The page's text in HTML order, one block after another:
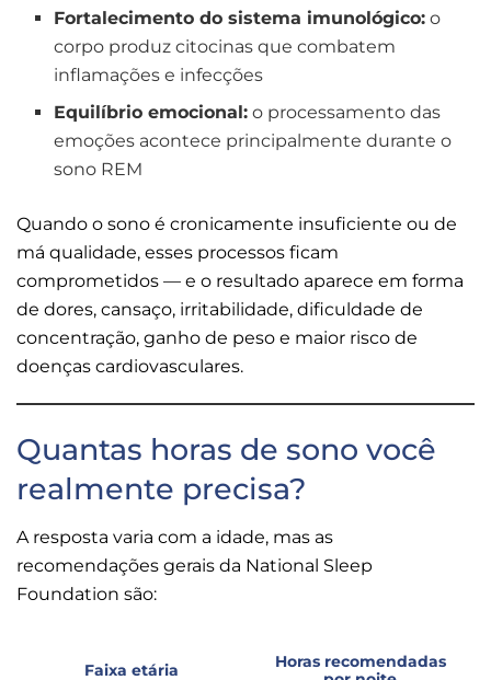
Fortalecimento do sistema imunológico: o
corpo produz citocinas que combatem
inflamações e infecções
Equilíbrio emocional: o processamento das
emoções acontece principalmente durante o
sono REM
Quando o sono é cronicamente insuficiente ou de
má qualidade, esses processos ficam
comprometidos — e o resultado aparece em forma
de dores, cansaço, irritabilidade, dificuldade de
concentração, ganho de peso e maior risco de
doenças cardiovasculares.
Quantas horas de sono você
realmente precisa?
A resposta varia com a idade, mas as
recomendações gerais da National Sleep
Foundation são:
Faixa etária
Horas recomendadas